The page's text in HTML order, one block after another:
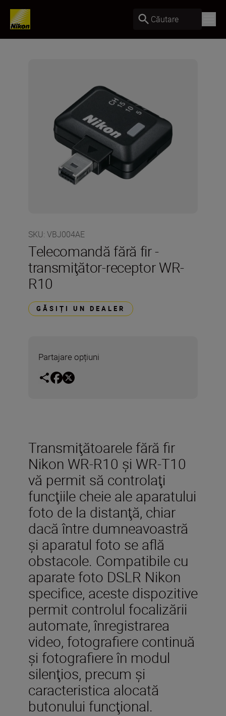
Căutare
SKU: VBJ004AE
Telecomandă fără fir -
transmiţător-receptor WR-
R10
GĂSIȚI UN DEALER
Partajare opțiuni
Transmiţătoarele fără fir
Nikon WR-R10 şi WR-T10
vă permit să controlaţi
funcţiile cheie ale aparatului
foto de la distanţă, chiar
dacă între dumneavoastră
şi aparatul foto se află
obstacole. Compatibile cu
aparate foto DSLR Nikon
specifice, aceste dispozitive
permit controlul focalizării
automate, înregistrarea
video, fotografiere continuă
şi fotografiere în modul
silenţios, precum şi
caracteristica alocată
butonului funcţional.